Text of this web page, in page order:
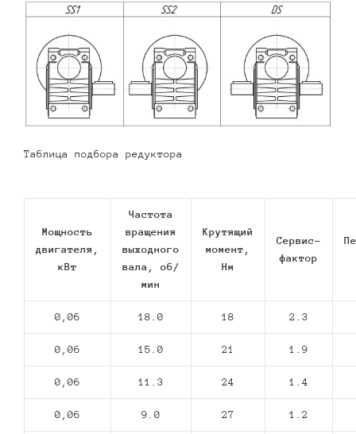
Таблица подбора редуктора
Мощность
двигателя,
кВт
Частота
вращения
выходного
вала, об/
мин
Крутящий
момент,
Нм
Сервис-
фактор
0,06 18.0 18 2.3
0,06 15.0 21 1.9
0,06 11.3 24 1.4
0,06 9.0 27 1.2